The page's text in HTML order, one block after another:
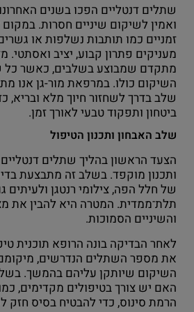
שתלים דנטליים הפכו בשנים
ואמין לשיקום שיניים חסרות.
זמניים כמו תותבות נשלפות או
מעניקים פתרון קבוע, יציב ואסתטי.
מתקדם שמבוצע בשלבים, כאשר
השיקום כולו. במרפאת מור-גן אנו
שלב בדרך לשחזור חיוך מלא ובריא,
ביטחון ותפקוד טבעי לאורך זמן.
שלב האבחון ותכנון הטיפול
הצעד הראשון בהליך שתלים דנטליים
ותכנון מוקפד. בשלב זה מתבצעת
תלת־ממדית. המטרה היא להבין את
והשיניים הסמוכות.
לאחר הבדיקה בונה הרופא תוכנית
את מספר השתלים הנדרשים, מיקומם
השיקום שיותקן עליהם בהמשך.
האם יש צורך בטיפולים מקדימים,
הרמת סינוס, כדי להבטיח בסיס